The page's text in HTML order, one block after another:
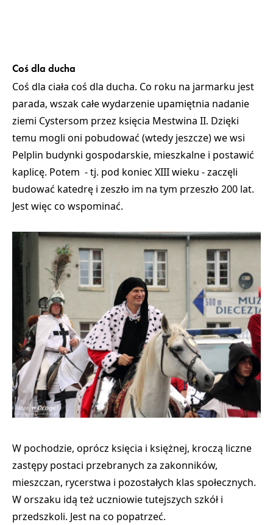
Coś dla ducha
Coś dla ciała coś dla ducha. Co roku na jarmarku jest
parada, wszak całe wydarzenie upamiętnia nadanie
ziemi Cystersom przez księcia Mestwina II. Dzięki
temu mogli oni pobudować (wtedy jeszcze) we wsi
Pelplin budynki gospodarskie, mieszkalne i postawić
kaplicę. Potem - tj. pod koniec XIII wieku - zaczęli
budować katedrę i zeszło im na tym przeszło 200 lat.
Jest więc co wspominać.
W pochodzie, oprócz księcia i księżnej, kroczą liczne
zastępy postaci przebranych za zakonników,
mieszczan, rycerstwa i pozostałych klas społecznych.
W orszaku idą też uczniowie tutejszych szkół i
przedszkoli. Jest na co popatrzeć.